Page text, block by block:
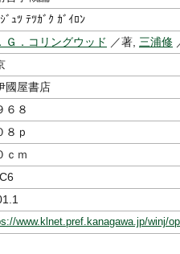
ﾞｭﾂ ﾃﾂｶﾞｸ ｶﾞｲﾛﾝ
Ｇ．コリングウッド ／著, 三浦修
國屋書店
６８
８ｐ
ｃｍ
www.klnet.pref.kanagawa.jp/winj/